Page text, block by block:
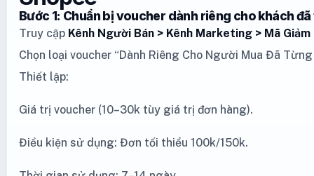
Bước 1: Chuẩn bị voucher dành riêng cho khách
Truy cập Kênh Người Bán > Kênh Marketing > Mã Giảm
Chọn loại voucher “Dành Riêng Cho Người Mua Đã Từng
Thiết lập:
Giá trị voucher (10–30k tùy giá trị đơn hàng).
Điều kiện sử dụng: Đơn tối thiểu 100k/150k.